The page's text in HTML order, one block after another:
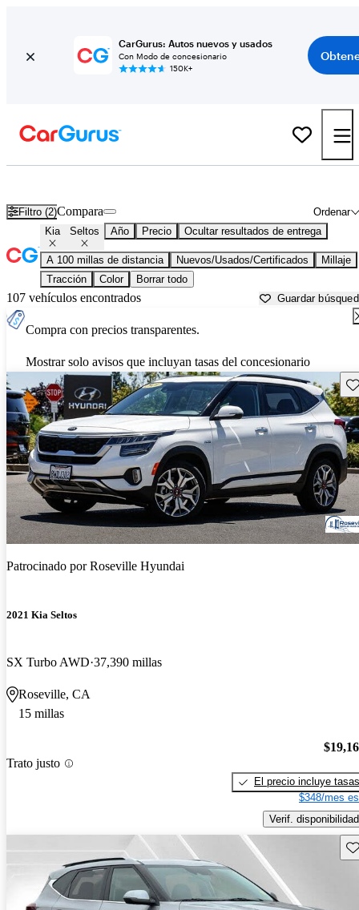
CarGurus: Autos nuevos y usados
Con Modo de concesionario
150K+
Filtro (2) Ordenar
Compara
Kia Seltos Año Precio Ocultar resultados de entrega
A 100 millas de distancia Nuevos/Usados/Certificados
Millaje
Tracción
Color Borrar todo
107 vehículos encontrados Guardar
Compra con precios transparentes.
Mostrar solo avisos que incluyan tasas del concesionario
Patrocinado porRoseville Hyundai
2021 Kia Seltos
SX Turbo AWD 37,390 millas
Roseville, CA
15 millas
Trato justo
El precio incluye tasas
$348/mes
Verif. disponibilidad